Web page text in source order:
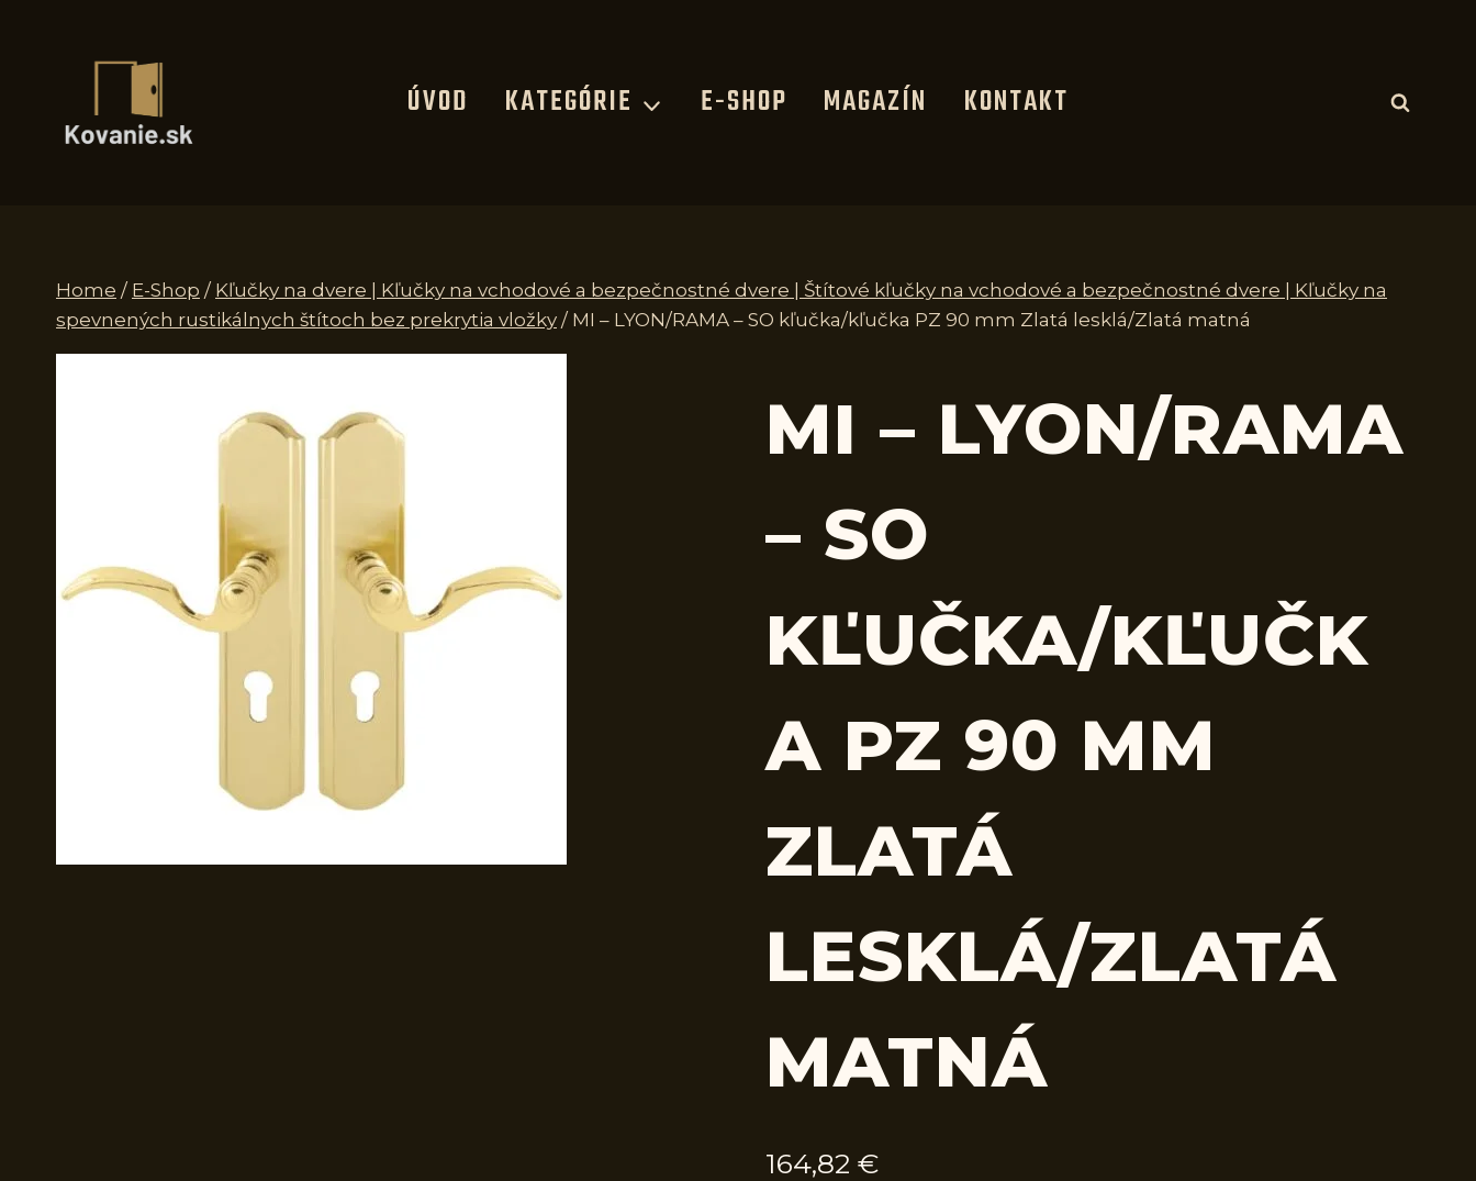
ÚVOD KATEGÓRIE E-SHOP MAGAZÍN KONTAKT
Home / E-Shop / Kľučky na dvere | Kľučky na vchodové a bezpečnostné dvere | Štítové kľučky na vchodové a bezpečnostné dvere | Kľučky na
spevnených rustikálnych štítoch bez prekrytia vložky / MI – LYON/RAMA – SO kľučka/kľučka PZ 90 mm Zlatá lesklá/Zlatá matná
MI – LYON/RAMA
– SO
KĽUČKA/KĽUČK
A PZ 90 MM
ZLATÁ
LESKLÁ/ZLATÁ
MATNÁ
164,82 €